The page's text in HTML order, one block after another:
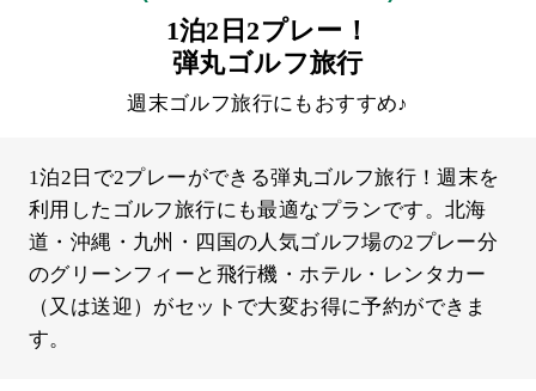
1泊2日2プレー！
弾丸ゴルフ旅行
週末ゴルフ旅行にもおすすめ♪
1泊2日で2プレーができる弾丸ゴルフ旅行！週末を
利用したゴルフ旅行にも最適なプランです。北海
道・沖縄・九州・四国の人気ゴルフ場の2プレー分
のグリーンフィーと飛行機・ホテル・レンタカー
（又は送迎）がセットで大変お得に予約ができま
す。